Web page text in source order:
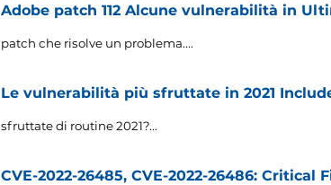
Adobe patch 112 Alcune vulnerabilità in
patch che risolve un problema....
Le vulnerabilità più sfruttate in 2021
sfruttate di routine 2021?...
CVE-2022-26485, CVE-2022-26486: